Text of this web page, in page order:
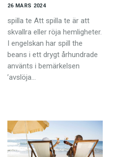
26 MARS 2024
spilla te Att spilla te är att
skvallra eller röja hemligheter.
I engelskan har spill the
beans i ett drygt århundrade
använts i bemärkelsen
’avslöja…